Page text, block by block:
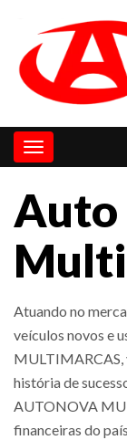
Toggle navigation
Auto
Atuando no
veículos novos e
MULTIMARCAS,
história de
AUTONOVA
financeiras do